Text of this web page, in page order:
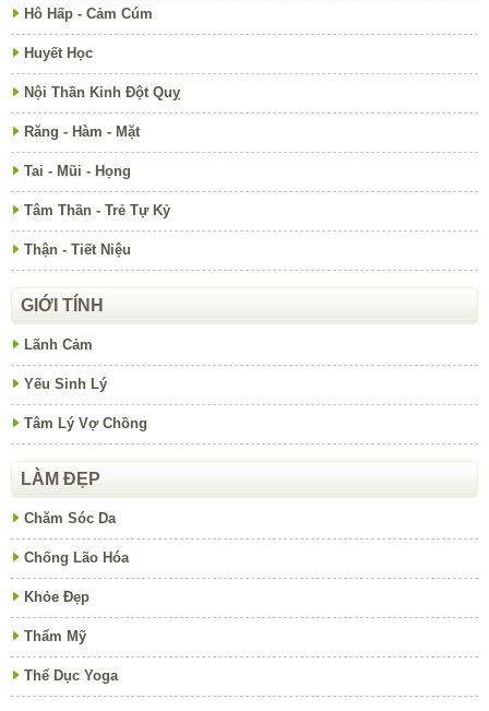
Hô Hấp - Cảm Cúm
Huyết Học
Nội Thần Kinh Đột Quỵ
Răng - Hàm - Mặt
Tai - Mũi - Họng
Tâm Thần - Trẻ Tự Kỷ
Thận - Tiết Niệu
GIỚI TÍNH
Lãnh Cảm
Yếu Sinh Lý
Tâm Lý Vợ Chồng
LÀM ĐẸP
Chăm Sóc Da
Chống Lão Hóa
Khỏe Đẹp
Thẩm Mỹ
Thể Dục Yoga